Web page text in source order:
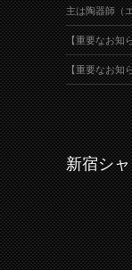
主は陶器師（
【重要なお知
【重要なお知
新宿シ